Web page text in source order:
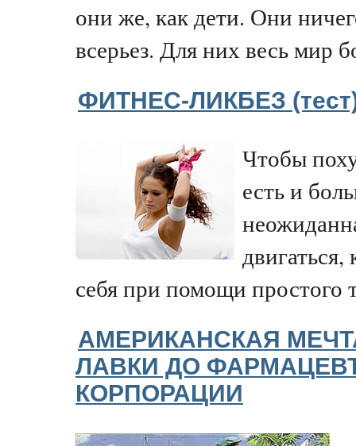
они же, как дети. Они
всерьез. Для них весь мир
ФИТНЕС-ЛИКБЕЗ
Чтобы
есть и
себя при помощи простого
АМЕРИКАНСКАЯ
ЛАВКИ ДО
КОРПОРАЦИИ